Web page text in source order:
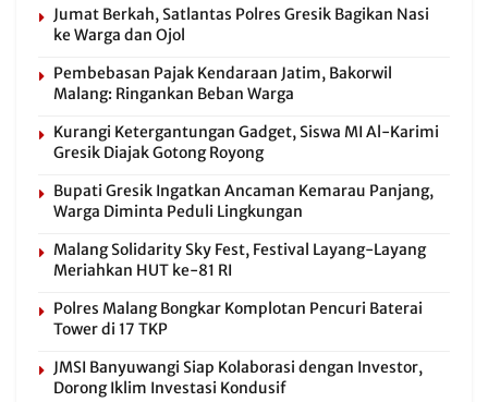
Jumat Berkah, Satlantas Polres Gresik Bagikan Nasi
ke Warga dan Ojol
Pembebasan Pajak Kendaraan Jatim, Bakorwil
Malang: Ringankan Beban Warga
Kurangi Ketergantungan Gadget, Siswa MI Al-Karimi
Gresik Diajak Gotong Royong
Bupati Gresik Ingatkan Ancaman Kemarau Panjang,
Warga Diminta Peduli Lingkungan
Malang Solidarity Sky Fest, Festival Layang-Layang
Meriahkan HUT ke-81 RI
Polres Malang Bongkar Komplotan Pencuri Baterai
Tower di 17 TKP
JMSI Banyuwangi Siap Kolaborasi dengan Investor,
Dorong Iklim Investasi Kondusif